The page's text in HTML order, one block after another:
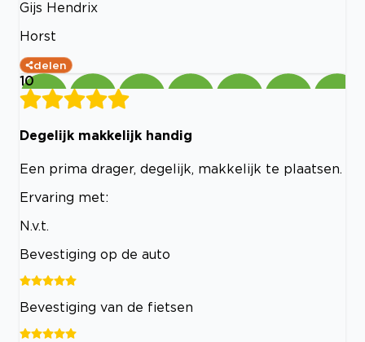
Gijs Hendrix
Horst
delen
10
Degelijk makkelijk handig
Een prima drager, degelijk, makkelijk te plaatsen.
Ervaring met:
N.v.t.
Bevestiging op de auto
Bevestiging van de fietsen